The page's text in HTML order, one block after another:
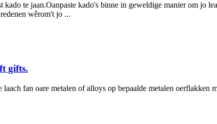
te jaan.Oanpaste kado's binne in geweldige manier om jo
wêrom't jo ...
gifts.
fan oare metalen of alloys op bepaalde metalen oerflakken